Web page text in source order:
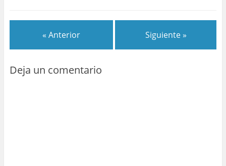
« Anterior Siguiente »
Deja un comentario